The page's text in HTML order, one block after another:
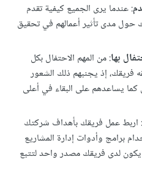
: عندما يرى الجميع كيفية تقدم
حول مدى تأثير أعمالهم في تحقيق
بها: من المهم الاحتفال بكل
فريقك، إذ يجنبهم ذلك الشعور
يساعدهم على البقاء في أعلى
: اربط عمل فريقك بأهداف شركتك
برامج وأدوات إدارة المشاريع
لدى فريقك مصدر واحد لتتبع